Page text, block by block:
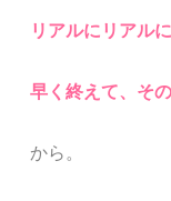
リアルにリアル
早く終えて、そ
から。